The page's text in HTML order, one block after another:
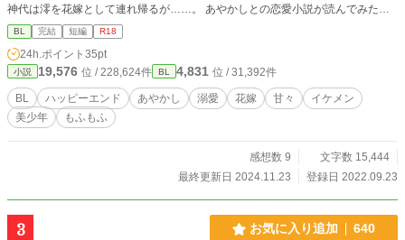
神代は澪を花嫁として連れ帰るが……。 あやかしとの恋愛小説が読んでみたい
とのリクエストをいただいて初挑戦してみましたが、如何せんあやかしが出てく
る小説をあまり読んだことがなく……うまく書けてなかったらすみません（汗）
なんとかハッピーエンドにできたと思います。 R18シーンがあるので※つけて
ます。
BL 完結 短編 R18
24h.ポイント 35pt
小説 19,576 位 / 228,624件 BL 4,831 位 / 31,392件
BL ハッピーエンド あやかし 溺愛 花嫁 甘々
イケメン
美少年
もふもふ
感想数 9
文字数 15,444
最終更新日 2024.11.23
登録日 2022.09.23
3 お気に入り追加 640